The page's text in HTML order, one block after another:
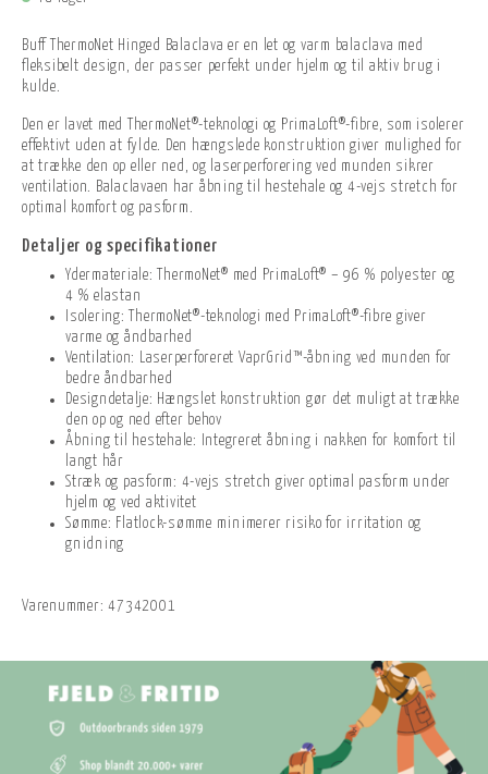
Buff ThermoNet Hinged Balaclava er en let og varm balaclava med
fleksibelt design, der passer perfekt under hjelm og til aktiv brug i
kulde.
Den er lavet med ThermoNet®-teknologi og PrimaLoft®-fibre, som isolerer
effektivt uden at fylde. Den hængslede konstruktion giver mulighed for
at trække den op eller ned, og laserperforering ved munden sikrer
ventilation. Balaclavaen har åbning til hestehale og 4-vejs stretch for
optimal komfort og pasform.
Detaljer og specifikationer
Ydermateriale: ThermoNet® med PrimaLoft® – 96 % polyester og
4 % elastan
Isolering: ThermoNet®-teknologi med PrimaLoft®-fibre giver
varme og åndbarhed
Ventilation: Laserperforeret VaprGrid™-åbning ved munden for
bedre åndbarhed
Designdetalje: Hængslet konstruktion gør det muligt at trække
den op og ned efter behov
Åbning til hestehale: Integreret åbning i nakken for komfort til
langt hår
Stræk og pasform: 4-vejs stretch giver optimal pasform under
hjelm og ved aktivitet
Sømme: Flatlock-sømme minimerer risiko for irritation og
gnidning
Varenummer: 47342001